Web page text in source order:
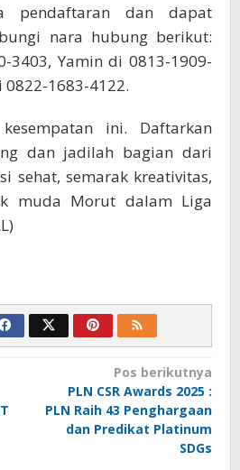
pendaftaran dan dapat
nara hubung berikut:
3403, Yamin di 0813-1909-
1683-4122.
ini. Daftarkan
dan jadilah bagian dari
sehat, semarak kreativitas,
muda Morut dalam Liga
Pos berikutnya
PLN CSR Awards 2025 :
PLN Raih 43 Penghargaan
dan Predikat Platinum
SDGs